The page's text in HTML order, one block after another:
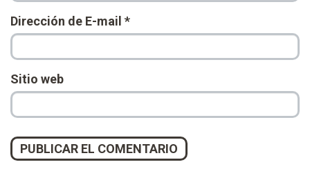
Dirección de E-mail *
Sitio web